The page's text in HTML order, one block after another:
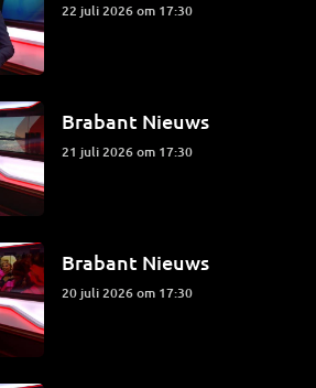
22 juli 2026 om 17:30
Brabant Nieuws
21 juli 2026 om 17:30
Brabant Nieuws
20 juli 2026 om 17:30